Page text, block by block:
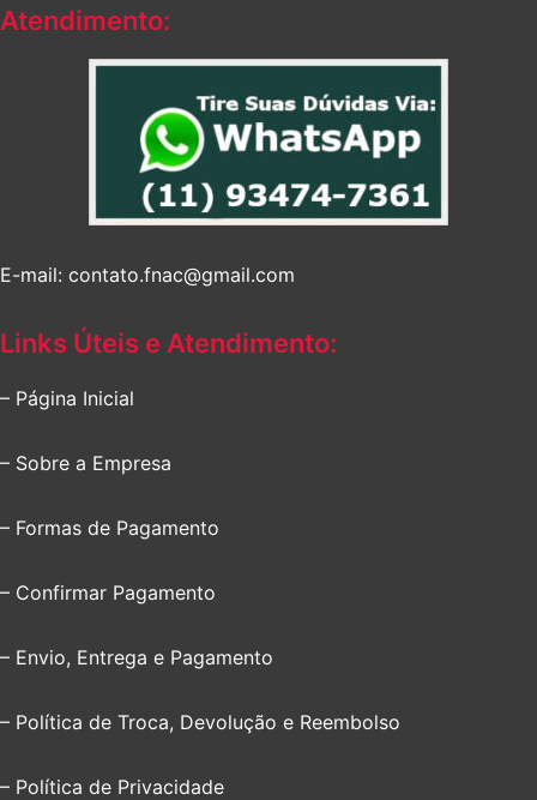
Atendimento:
E-mail: contato.fnac@gmail.com
Links Úteis e Atendimento:
– Página Inicial
– Sobre a Empresa
– Formas de Pagamento
– Confirmar Pagamento
– Envio, Entrega e Pagamento
– Política de Troca, Devolução e Reembolso
– Política de Privacidade